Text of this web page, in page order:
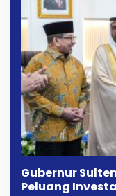
Gubernur
Peluang